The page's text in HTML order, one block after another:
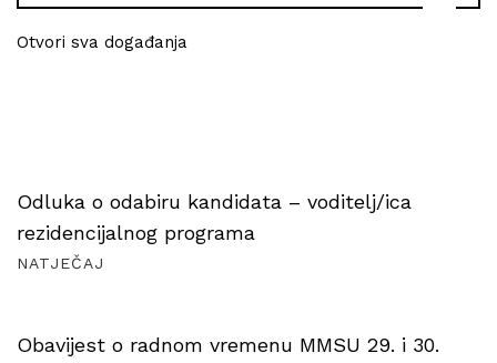
Otvori sva događanja
Odluka o odabiru kandidata – voditelj/ica
rezidencijalnog programa
NATJEČAJ
Obavijest o radnom vremenu MMSU 29. i 30.